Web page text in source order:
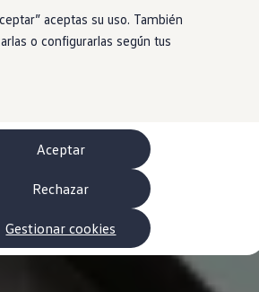
en carretera
de movilidad
del fabricante
servicios para tu modelo
Apps, inicio de sesión y tienda
el móvil con el vehículo
del software, los mapas y las
y reparaciones
e ITV
y líquidos del motor
aceptas su uso. También
o configurarlas según tus
Aceptar
Rechazar
Gestionar cookies